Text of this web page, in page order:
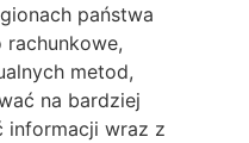
państwa
metod,
na bardziej
informacji wraz z